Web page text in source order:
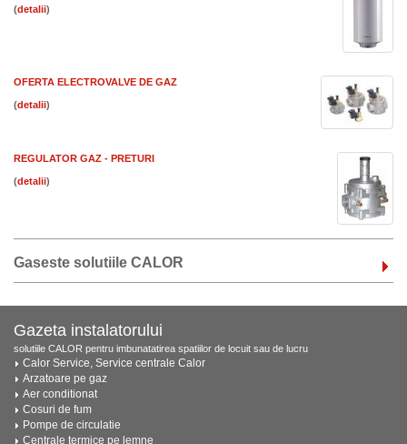
( )
OFERTA ELECTROVALVE DE GAZ
( )
REGULATOR GAZ - PRETURI
( )
Gaseste solutiile CALOR
Gazeta instalatorului
solutiile CALOR pentru imbunatatirea spatiilor de locuit sau de lucru
Calor Service, Service centrale Calor
Arzatoare pe gaz
Aer conditionat
Cosuri de fum
Pompe de circulatie
Centrale termice pe lemne